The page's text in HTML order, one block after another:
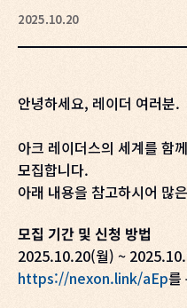
2025.10.20
안녕하세요, 레이더 여러분.
아크 레이더스의 세계를 함
모집합니다.
아래 내용을 참고하시어 많
모집 기간 및 신청 방법
2025.10.20(월) ~
https://nexon.link/aEp를